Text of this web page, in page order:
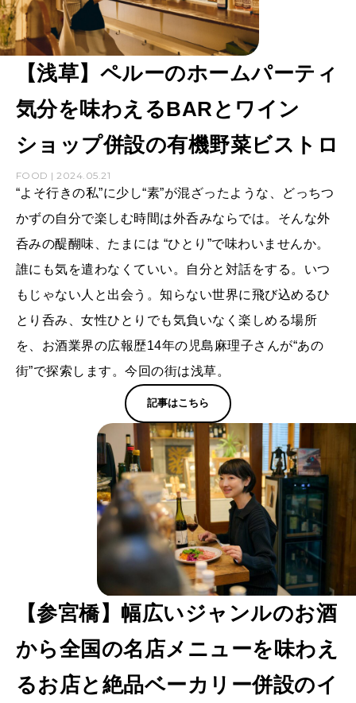
【浅草】ペルーのホームパーティ
気分を味わえるBARとワイン
ショップ併設の有機野菜ビストロ
FOOD | 2024.05.21
“よそ行きの私”に少し“素”が混ざったような、どっちつ
かずの自分で楽しむ時間は外呑みならでは。そんな外
呑みの醍醐味、たまには “ひとり”で味わいませんか。
誰にも気を遣わなくていい。自分と対話をする。いつ
もじゃない人と出会う。知らない世界に飛び込めるひ
とり呑み、女性ひとりでも気負いなく楽しめる場所
を、お酒業界の広報歴14年の児島麻理子さんが“あの
街”で探索します。今回の街は浅草。
記事はこちら
【参宮橋】幅広いジャンルのお酒
から全国の名店メニューを味わえ
るお店と絶品ベーカリー併設のイ